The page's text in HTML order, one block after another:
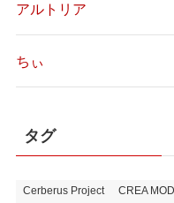
アルトリア
ちぃ
タグ
Cerberus Project CREA